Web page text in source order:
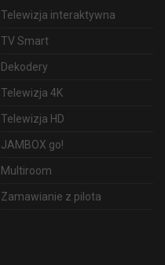
Telewizja interaktywna
TV Smart
Dekodery
Telewizja 4K
Telewizja HD
JAMBOX go!
Multiroom
Zamawianie z pilota